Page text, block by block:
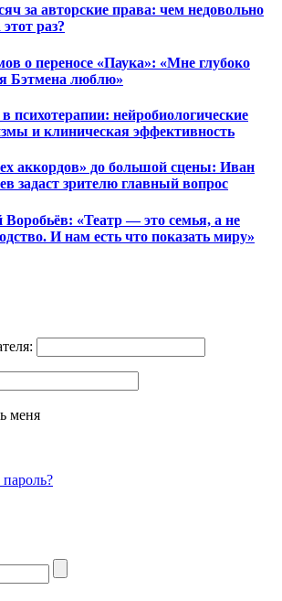
за авторские права: чем недовольно
раз?
о переносе «Паука»: «Мне глубоко
Бэтмена люблю»
психотерапии: нейробиологические
и клиническая эффективность
аккордов» до большой сцены: Иван
задаст зрителю главный вопрос
Воробьёв: «Театр — это семья, а не
И нам есть что показать миру»
меня